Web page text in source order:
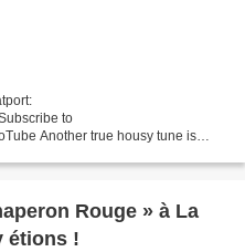
to
Another true housy tune is
Rouge » à La
étions !